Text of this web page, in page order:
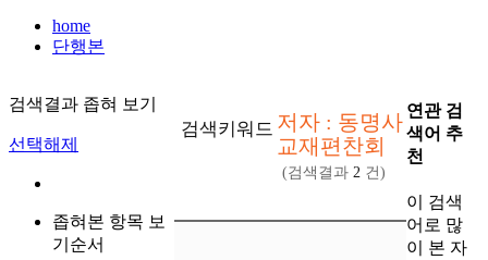
home
단행본
검색결과 좁혀 보기
선택해제
좁혀본 항목 보
기순서
검색키워드 저자 : 동명사
교재편찬회
(검색결과 2 건)
연관 검
색어 추
천
이 검색
어로 많
이 본 자